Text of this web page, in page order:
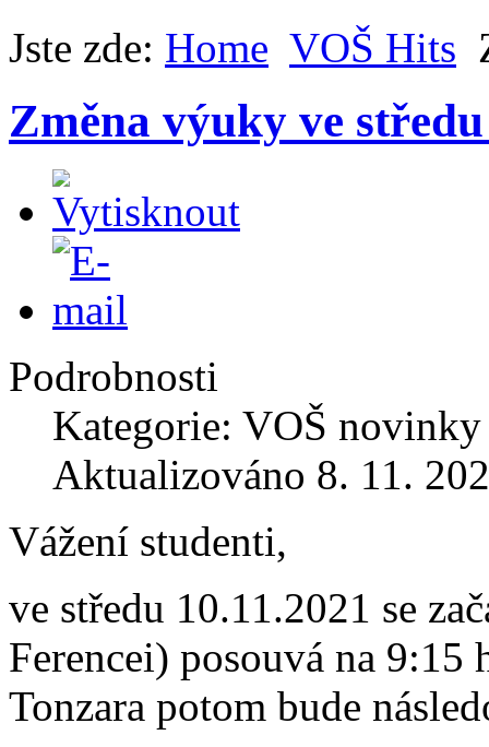
Jste zde: Home VOŠ Hits
Změna výuky ve středu
Podrobnosti
Kategorie: VOŠ novinky
Aktualizováno 8. 11.
Vážení studenti,
ve středu 10.11.2021 se
Ferencei) posouvá na 9:15
Tonzara potom bude